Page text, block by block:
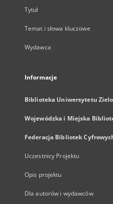
Tytuł
Temat i słowa kluczowe
Wydawca
Informacje
Biblioteka Uniwersytetu
Wojewódzka i Miejska
Federacja Bibliotek
Uczestnicy Projektu
Opis projektu
Dla autorów i wydawców